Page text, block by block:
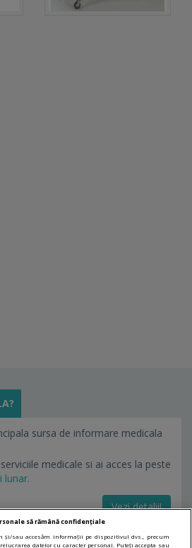
sursa de informare medicala
medicale si ai acces la peste
lunar.
Vezi detalii!
să rămână confidențiale
și/sau accesăm informații pe dispozitivul dvs., precum
datelor cu caracter personal. Puteți accepta sau